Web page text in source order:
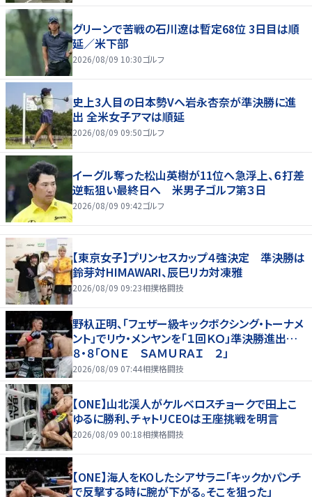
グリーンで苦戦の石川遼は暫定68位 3日目は順
延／米下部
2026/08/09 10:30ゴルフ
史上3人目の日本勢Vへ岩永杏奈が準決勝に進
出 全米女子アマは順延
2026/08/09 09:50ゴルフ
イーグル奪った松山英樹が11位へ急浮上、６打差
逆転狙い最終日へ 米男子ゴルフ第３日
2026/08/09 09:42ゴルフ
【東京女子】プリンセスカップ４強決定 準決勝は
鈴芽対HIMAWARI、辰巳リカ対凍雅
2026/08/09 09:23相撲格闘技
野杁正明、「フェザー級キックボクシング・トーナメ
ント」でリウ・メンヤンを「１回ＫＯ」準決勝進出…
８・８「ＯＮＥ ＳＡＭＵＲＡＩ ２」
2026/08/09 07:44相撲格闘技
【ONE】山北渓人がケルベロスチョークで田上こ
ゆるに勝利、チャトリCEOは王座挑戦を明言
2026/08/09 00:18相撲格闘技
【ONE】海人をKOしたシアサラニ「キックかパンチ
で反撃する時に腕が下がる。そこを狙った」